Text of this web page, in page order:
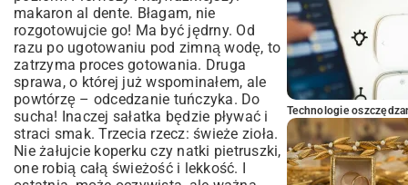
makaron al dente. Błagam, nie
rozgotowujcie go! Ma być jędrny. Od
razu po ugotowaniu pod zimną wodę, to
zatrzyma proces gotowania. Druga
sprawa, o której już wspominałem, ale
powtórzę – odcedzanie tuńczyka. Do
sucha! Inaczej sałatka będzie pływać i
straci smak. Trzecia rzecz: świeże zioła.
Nie żałujcie koperku czy natki pietruszki,
one robią całą świeżość i lekkość. I
Technologie